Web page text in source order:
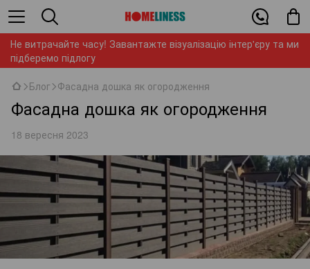
Не витрачайте часу! Завантажте візуалізацію інтер'єру та ми
підберемо підлогу
Блог Фасадна дошка як огородження
Фасадна дошка як огородження
18 вересня 2023